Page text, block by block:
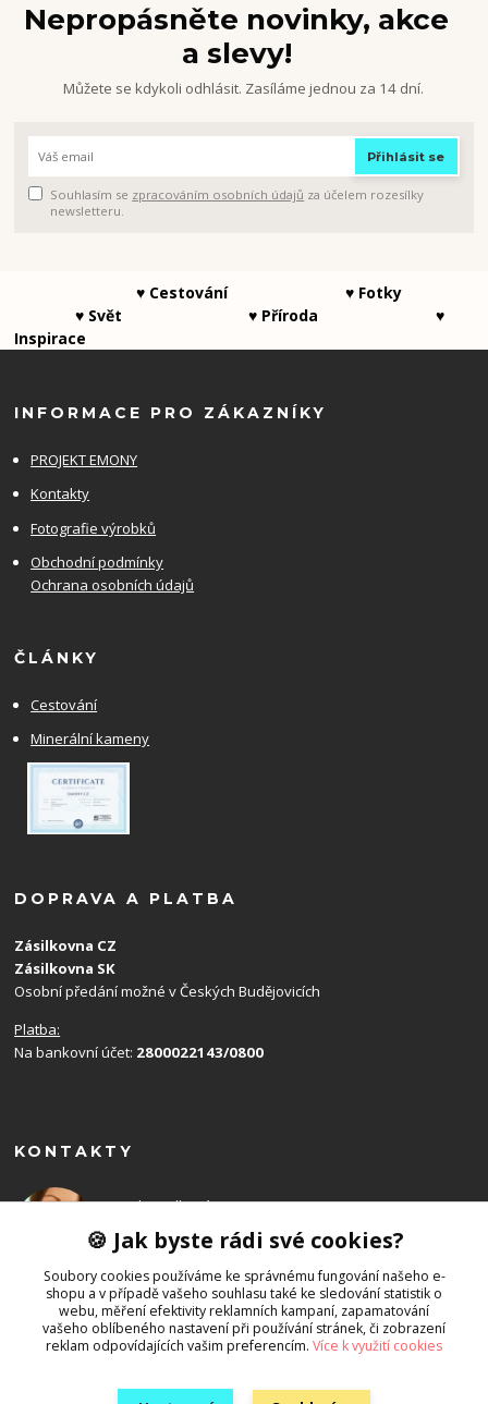
Nepropásněte novinky, akce
a slevy!
Můžete se kdykoli odhlásit. Zasíláme jednou za 14 dní.
Přihlásit se
Souhlasím se zpracováním osobních údajů za účelem rozesílky
newsletteru.
♥ Cestování ♥ Fotky
♥ Svět ♥ Příroda ♥
Inspirace
INFORMACE PRO ZÁKAZNÍKY
PROJEKT EMONY
Kontakty
Fotografie výrobků
Obchodní podmínky
Ochrana osobních údajů
ČLÁNKY
Cestování
Minerální kameny
DOPRAVA A PLATBA
Zásilkovna CZ
Zásilkovna SK
Osobní předání možné v Českých Budějovicích
Platba:
Na bankovní účet: 2800022143/0800
KONTAKTY
Monika Balková
+420 602 715 192
(Po-Ne, 8-19 hod.)
info@emony.cz
🍪 Jak byste rádi své cookies?
Soubory cookies používáme ke správnému fungování našeho e-
shopu a v případě vašeho souhlasu také ke sledování statistik o
webu, měření efektivity reklamních kampaní, zapamatování
vašeho oblíbeného nastavení při používání stránek, či zobrazení
reklam odpovídajících vašim preferencím. Více k využití cookies